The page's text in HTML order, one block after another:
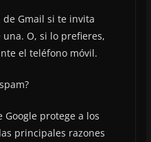
Gmail si te invita
O, si lo prefieres,
el teléfono móvil.
Google protege a los
principales razones